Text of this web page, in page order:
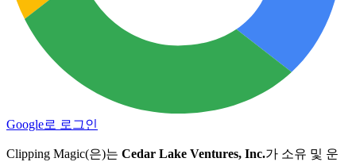
Google로 로그인
Clipping Magic(은)는 Cedar Lake Ventures, Inc.가 소유 및 운